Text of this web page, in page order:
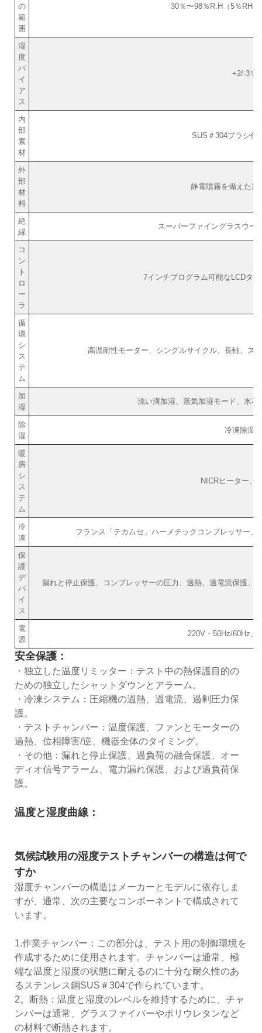
の
範
囲
30％〜98％R.H（5％RH
湿
度
バ
イ
ア
ス
+2/-3％
内
部
素
材
SUS＃304ブラシ付
外
部
材
料
静電噴霧を備えた冷
絶
縁
スーパーファイングラスウー
コ
ン
ト
ロ
ー
ラ
7インチプログラム可能なLCDタ
循
環
シ
ス
テ
ム
高温耐性モーター、シングルサイクル、長軸、ス
加
湿
浅い溝加湿、蒸気加湿モード、水
除
湿
冷凍除湿
暖
房
シ
ス
テ
ム
NICRヒーター、
冷
凍
フランス「テカムセ」ハーメチックコンプレッサー
保
護
デ
バ
イ
ス
漏れと停止保護、コンプレッサーの圧力、過熱、過電流保護、
電
源
220V・50Hz/60Hz、
安全保護：
・独立した温度リミッター：テスト中の熱保護目的の
ための独立したシャットダウンとアラーム。
・冷凍システム：圧縮機の過熱、過電流、過剰圧力保
護。
・テストチャンバー：温度保護、ファンとモーターの
過熱、位相障害/逆、機器全体のタイミング。
・その他：漏れと停止保護、過負荷の融合保護、オー
ディオ信号アラーム、電力漏れ保護、および過負荷保
護。
温度と湿度曲線：
気候試験用の湿度テストチャンバーの構造は何で
すか
湿度チャンバーの構造はメーカーとモデルに依存しま
すが、通常、次の主要なコンポーネントで構成されて
います。
1.作業チャンバー：この部分は、テスト用の制御環境を
作成するために使用されます。チャンバーは通常、極
端な温度と湿度の状態に耐えるのに十分な耐久性のあ
るステンレス鋼SUS＃304で作られています。
2。断熱：温度と湿度のレベルを維持するために、チャ
ンバーは通常、グラスファイバーやポリウレタンなど
の材料で断熱されます。